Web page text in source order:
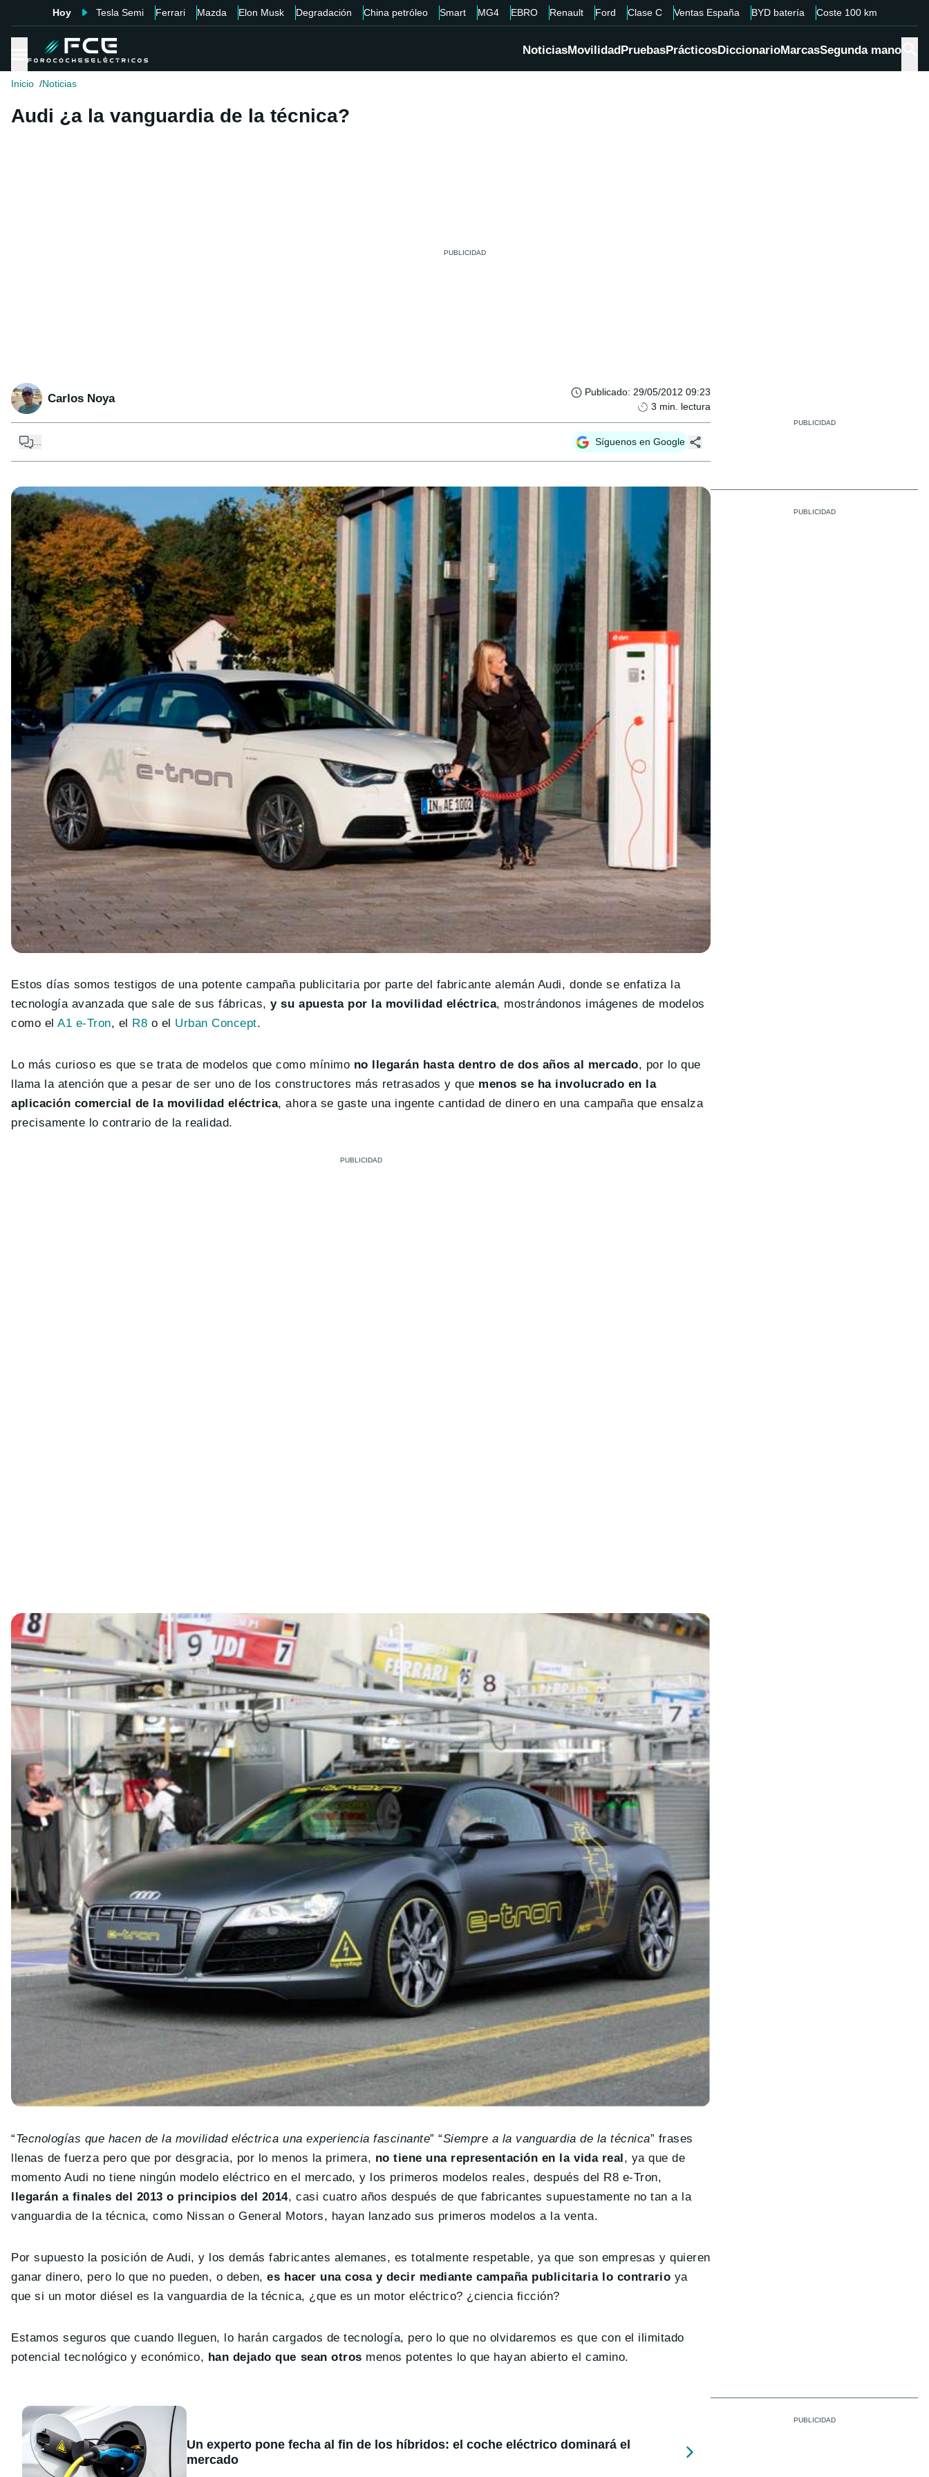
Hoy Tesla Semi Ferrari Mazda Elon Musk Degradación China petróleo Smart MG4 EBRO Renault Ford Clase C Ventas España BYD batería Coste 100 km
NoticiasMovilidadPruebasPrácticosDiccionarioMarcasSegunda mano
Inicio Noticias
Audi ¿a la vanguardia de la técnica?
Carlos Noya Publicado: 29/05/2012 09:23
3 min. lectura
Síguenos en Google
Estos días somos testigos de una potente campaña publicitaria por parte del fabricante alemán Audi, donde se enfatiza la
tecnología avanzada que sale de sus fábricas, y su apuesta por la movilidad eléctrica, mostrándonos imágenes de modelos
como el A1 e-Tron, el R8 o el Urban Concept.
Lo más curioso es que se trata de modelos que como mínimo no llegarán hasta dentro de dos años al mercado, por lo que
llama la atención que a pesar de ser uno de los constructores más retrasados y que menos se ha involucrado en la
aplicación comercial de la movilidad eléctrica, ahora se gaste una ingente cantidad de dinero en una campaña que ensalza
precisamente lo contrario de la realidad.
“Tecnologías que hacen de la movilidad eléctrica una experiencia fascinante” “Siempre a la vanguardia de la técnica” frases
llenas de fuerza pero que por desgracia, por lo menos la primera, no tiene una representación en la vida real, ya que de
momento Audi no tiene ningún modelo eléctrico en el mercado, y los primeros modelos reales, después del R8 e-Tron,
llegarán a finales del 2013 o principios del 2014, casi cuatro años después de que fabricantes supuestamente no tan a la
vanguardia de la técnica, como Nissan o General Motors, hayan lanzado sus primeros modelos a la venta.
Por supuesto la posición de Audi, y los demás fabricantes alemanes, es totalmente respetable, ya que son empresas y quieren
ganar dinero, pero lo que no pueden, o deben,es hacer una cosa y decir mediante campaña publicitaria lo contrario ya
que si un motor diésel es la vanguardia de la técnica, ¿que es un motor eléctrico? ¿ciencia ficción?
Estamos seguros que cuando lleguen, lo harán cargados de tecnología, pero lo que no olvidaremos es que con el ilimitado
potencial tecnológico y económico, han dejado que sean otros menos potentes lo que hayan abierto el camino.
Un experto pone fecha al fin de los híbridos: el coche eléctrico dominará el
mercado